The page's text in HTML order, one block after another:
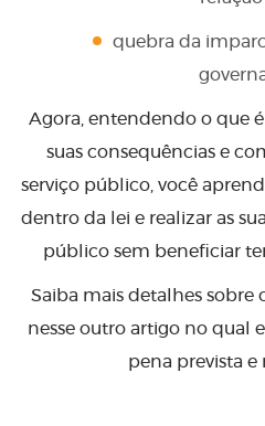
quebra da
Agora, entendendo o que é
suas consequências e
serviço público, você
dentro da lei e realizar as
público sem beneficiar
Saiba mais detalhes sobre
nesse outro artigo no qual
pena prevista e